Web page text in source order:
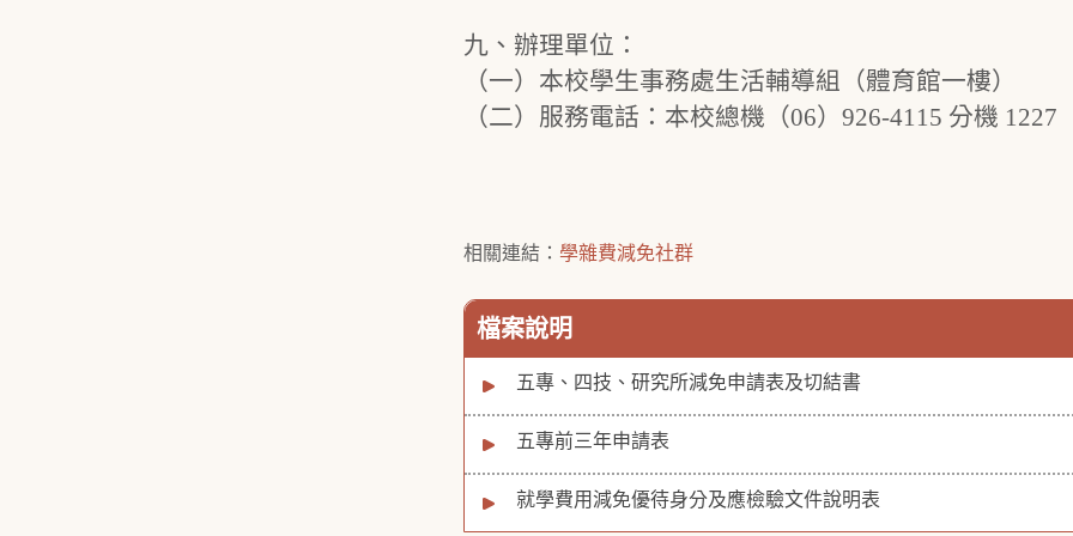
九、辦理單位：
（一）本校學生事務處生活輔導組（體育館一樓）
（二）服務電話：本校總機（06）926-4115 分機 1227
相關連結： 學雜費減免社群
檔案說明
五專、四技、研究所減免申請表及切結書
五專前三年申請表
就學費用減免優待身分及應檢驗文件說明表